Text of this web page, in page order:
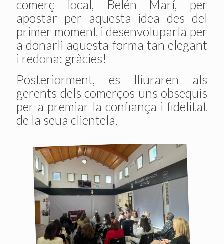
comerç local, Belén Marí, per
apostar per aquesta idea des del
primer moment i desenvoluparla per
a donarli aquesta forma tan elegant
i redona: gràcies!
Posteriorment, es lliuraren als
gerents dels comerços uns obsequis
per a premiar la confiança i fidelitat
de la seua clientela.